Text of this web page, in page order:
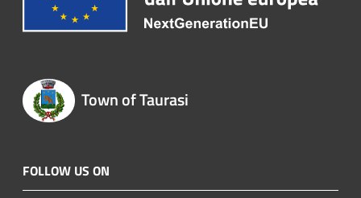
Town of Taurasi
FOLLOW US ON